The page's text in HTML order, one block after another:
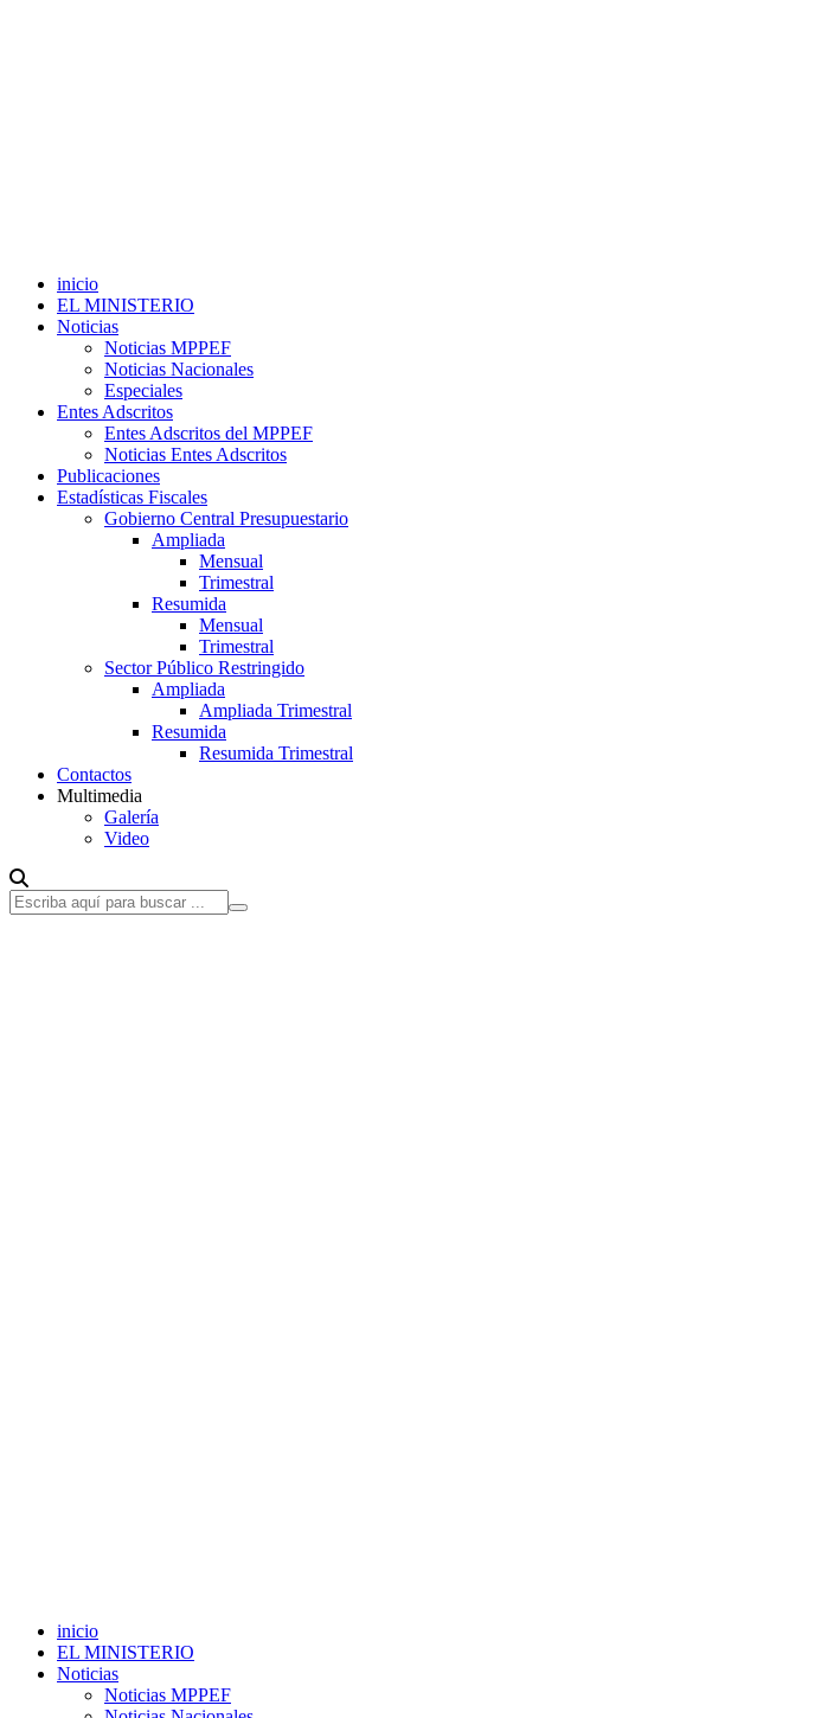
inicio
EL MINISTERIO
Noticias
Noticias MPPEF
Noticias Nacionales
Especiales
Entes Adscritos
Entes Adscritos del MPPEF
Noticias Entes Adscritos
Publicaciones
Estadísticas Fiscales
Gobierno Central Presupuestario
Ampliada
Mensual
Trimestral
Resumida
Mensual
Trimestral
Sector Público Restringido
Ampliada
Ampliada Trimestral
Resumida
Resumida Trimestral
Contactos
Multimedia
Galería
Video
inicio
EL MINISTERIO
Noticias
Noticias MPPEF